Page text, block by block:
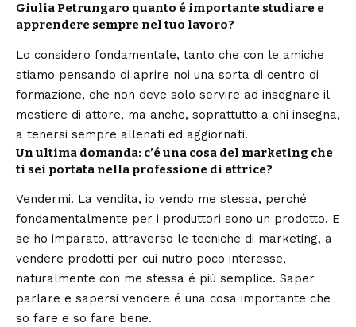
Giulia Petrungaro quanto é importante studiare e
apprendere sempre nel tuo lavoro?
Lo considero fondamentale, tanto che con le amiche
stiamo pensando di aprire noi una sorta di centro di
formazione, che non deve solo servire ad insegnare il
mestiere di attore, ma anche, soprattutto a chi insegna,
a tenersi sempre allenati ed aggiornati.
Un ultima domanda: c’é una cosa del marketing che
ti sei portata nella professione di attrice?
Vendermi. La vendita, io vendo me stessa, perché
fondamentalmente per i produttori sono un prodotto. E
se ho imparato, attraverso le tecniche di marketing, a
vendere prodotti per cui nutro poco interesse,
naturalmente con me stessa é più semplice. Saper
parlare e sapersi vendere é una cosa importante che
so fare e so fare bene.